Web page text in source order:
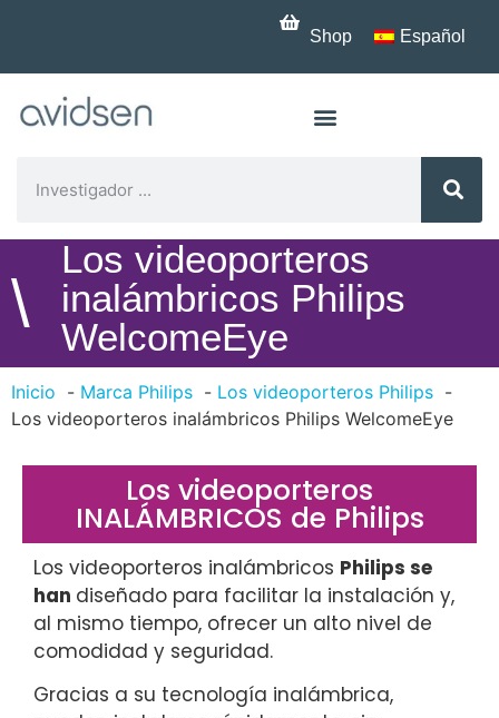
Shop Español
\
Los videoporteros
inalámbricos Philips
WelcomeEye
Inicio Marca Philips
Los videoporteros Philips
Los videoporteros inalámbricos Philips WelcomeEye
Los videoporteros
INALÁMBRICOS de Philips
Los videoporteros inalámbricos Philips se
han diseñado para facilitar la instalación y,
al mismo tiempo, ofrecer un alto nivel de
comodidad y seguridad.
Gracias a su tecnología inalámbrica,